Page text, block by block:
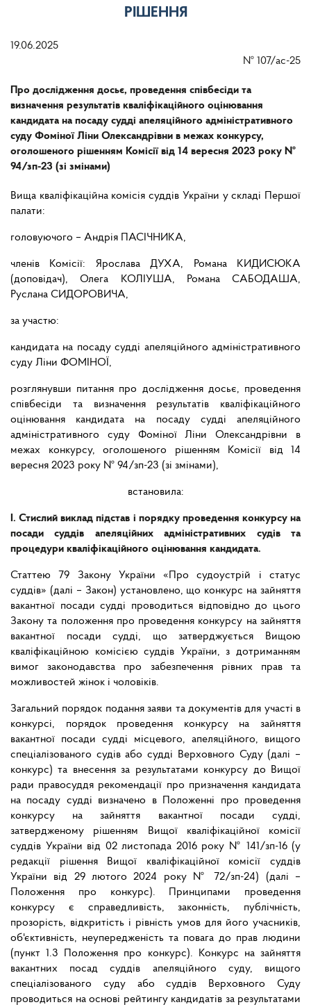
РІШЕННЯ
19.06.2025
№ 107/ас-25
Про дослідження досьє, проведення співбесіди та
визначення результатів кваліфікаційного оцінювання
кандидата на посаду судді апеляційного адміністративного
суду Фоміної Ліни Олександрівни в межах конкурсу,
оголошеного рішенням Комісії від 14 вересня 2023 року №
94/зп-23 (зі змінами)
Вища кваліфікаційна комісія суддів України у складі Першої
палати:
головуючого – Андрія ПАСІЧНИКА,
членів Комісії: Ярослава ДУХА, Романа КИДИСЮКА
(доповідач), Олега КОЛІУША, Романа САБОДАША,
Руслана СИДОРОВИЧА,
за участю:
кандидата на посаду судді апеляційного адміністративного
суду Ліни ФОМІНОЇ,
розглянувши питання про дослідження досьє, проведення
співбесіди та визначення результатів кваліфікаційного
оцінювання кандидата на посаду судді апеляційного
адміністративного суду Фоміної Ліни Олександрівни в
межах конкурсу, оголошеного рішенням Комісії від 14
вересня 2023 року № 94/зп-23 (зі змінами),
встановила:
I. Стислий виклад підстав і порядку проведення конкурсу на
посади суддів апеляційних адміністративних судів та
процедури кваліфікаційного оцінювання кандидата.
Статтею 79 Закону України «Про судоустрій і статус
суддів» (далі – Закон) установлено, що конкурс на зайняття
вакантної посади судді проводиться відповідно до цього
Закону та положення про проведення конкурсу на зайняття
вакантної посади судді, що затверджується Вищою
кваліфікаційною комісією суддів України, з дотриманням
вимог законодавства про забезпечення рівних прав та
можливостей жінок і чоловіків.
Загальний порядок подання заяви та документів для участі в
конкурсі, порядок проведення конкурсу на зайняття
вакантної посади судді місцевого, апеляційного, вищого
спеціалізованого судів або судді Верховного Суду (далі –
конкурс) та внесення за результатами конкурсу до Вищої
ради правосуддя рекомендації про призначення кандидата
на посаду судді визначено в Положенні про проведення
конкурсу на зайняття вакантної посади судді,
затвердженому рішенням Вищої кваліфікаційної комісії
суддів України від 02 листопада 2016 року № 141/зп-16 (у
редакції рішення Вищої кваліфікаційної комісії суддів
України від 29 лютого 2024 року № 72/зп-24) (далі –
Положення про конкурс). Принципами проведення
конкурсу є справедливість, законність, публічність,
прозорість, відкритість і рівність умов для його учасників,
об'єктивність, неупередженість та повага до прав людини
(пункт 1.3 Положення про конкурс). Конкурс на зайняття
вакантних посад суддів апеляційного суду, вищого
спеціалізованого суду або суддів Верховного Суду
проводиться на основі рейтингу кандидатів за результатами